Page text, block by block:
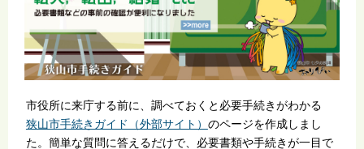
市役所に来庁する前に、調べておくと必要手続きがわかる
狭山市手続きガイド（外部サイト） のページを作成しまし
た。簡単な質問に答えるだけで、必要書類や手続きが一目で